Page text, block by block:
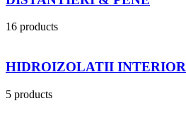
16 products
HIDROIZOLATII INTERIOR
5 products